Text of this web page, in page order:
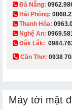
Đà Nẵng:
Hải Phòng:
Thanh Hóa:
Nghệ An:
Đắk Lắk:
Cần Thơ: 0938
Máy tời mặt